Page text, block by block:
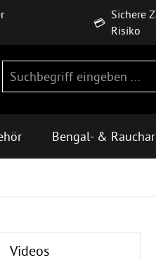
💳
Sichere
Risiko
Bengal- &
Videos